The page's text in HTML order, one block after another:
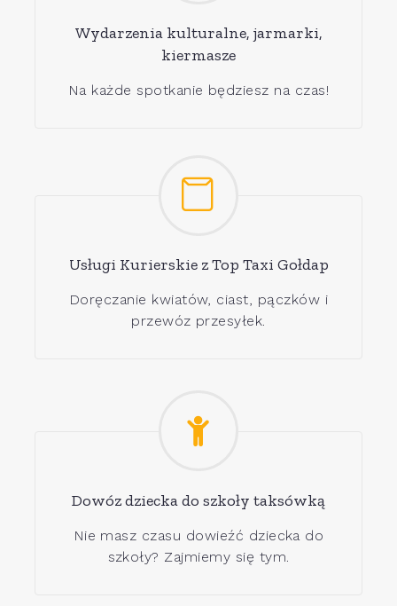
Wydarzenia kulturalne, jarmarki,
kiermasze
Na każde spotkanie będziesz na czas!
Usługi Kurierskie z Top Taxi Gołdap
Doręczanie kwiatów, ciast, pączków i
przewóz przesyłek.
Dowóz dziecka do szkoły taksówką
Nie masz czasu dowieźć dziecka do
szkoły? Zajmiemy się tym.